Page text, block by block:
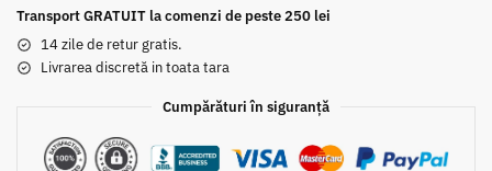
Transport GRATUIT la comenzi de peste 250 lei
14 zile de retur gratis.
Livrarea discretă in toata tara
Cumpărături în siguranță